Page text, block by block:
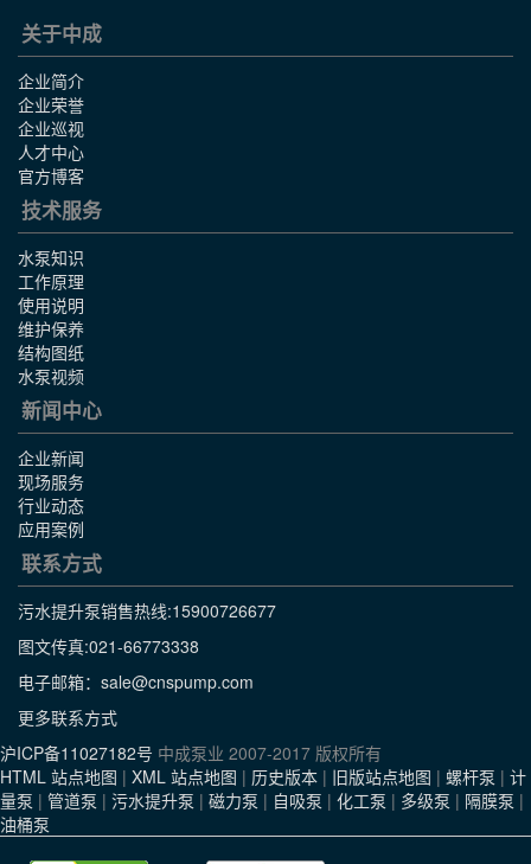
关于中成
企业简介
企业荣誉
企业巡视
人才中心
官方博客
技术服务
水泵知识
工作原理
使用说明
维护保养
结构图纸
水泵视频
新闻中心
企业新闻
现场服务
行业动态
应用案例
联系方式
污水提升泵销售热线:15900726677
图文传真:021-66773338
电子邮箱：sale@cnspump.com
更多联系方式
沪ICP备11027182号 中成泵业 2007-2017 版权所有
HTML 站点地图 | XML 站点地图 | 历史版本 | 旧版站点地图 | 螺杆泵 | 计
量泵 | 管道泵 | 污水提升泵 | 磁力泵 | 自吸泵 | 化工泵 | 多级泵 | 隔膜泵 |
油桶泵